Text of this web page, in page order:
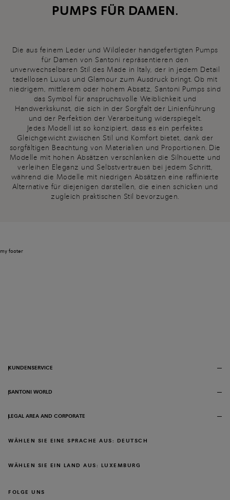
PUMPS FÜR DAMEN.
Die aus feinem Leder und Wildleder handgefertigten Pumps
für Damen von Santoni repräsentieren den
unverwechselbaren Stil des Made in Italy, der in jedem Detail
tadellosen Luxus und Glamour zum Ausdruck bringt. Ob mit
niedrigem, mittlerem oder hohem Absatz, Santoni Pumps sind
das Symbol für anspruchsvolle Weiblichkeit und
Handwerkskunst, die sich in der Sorgfalt der Linienführung
und der Perfektion der Verarbeitung widerspiegelt.
Jedes Modell ist so konzipiert, dass es ein perfektes
Gleichgewicht zwischen Stil und Komfort bietet, dank der
sorgfältigen Beachtung von Materialien und Proportionen. Die
Modelle mit hohen Absätzen verschlanken die Silhouette und
verleihen Eleganz und Selbstvertrauen bei jedem Schritt,
während die Modelle mit niedrigen Absätzen eine raffinierte
Alternative für diejenigen darstellen, die einen schicken und
zugleich praktischen Stil bevorzugen.
my footer
KUNDENSERVICE
SANTONI WORLD
LEGAL AREA AND CORPORATE
FOLGE UNS
WÄHLEN SIE EINE SPRACHE AUS: DEUTSCH
WÄHLEN SIE EIN LAND AUS: LUXEMBURG